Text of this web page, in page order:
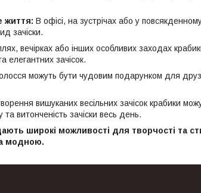
життя: В офісі, на зустрічах або у
зачіски.
вечірках або інших особливих заходах
елегантних зачісок.
можуть бути чудовим подарунком для
вишуканих весільних зачісок крабики
витонченість зачіски весь день.
широкі можливості для творчості та
модною.